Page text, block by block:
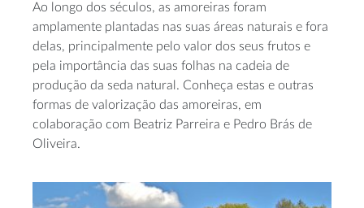
Ao longo dos séculos, as amoreiras foram
amplamente plantadas nas suas áreas naturais e fora
delas, principalmente pelo valor dos seus frutos e
pela importância das suas folhas na cadeia de
produção da seda natural. Conheça estas e outras
formas de valorização das amoreiras, em
colaboração com Beatriz Parreira e Pedro Brás de
Oliveira.